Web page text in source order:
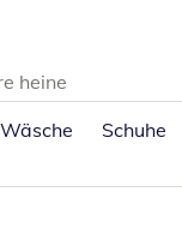
heine
Wäsche Schuhe